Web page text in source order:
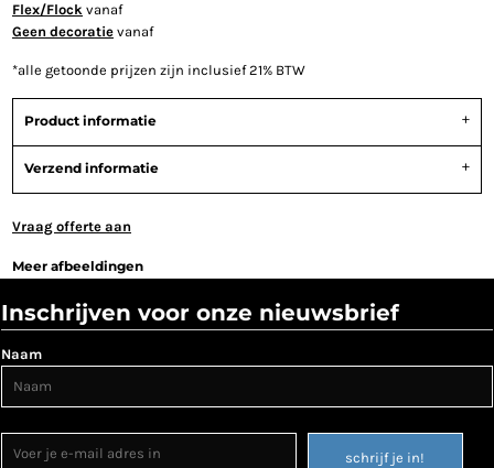
Flex/Flock vanaf
Geen decoratie vanaf
*alle getoonde prijzen zijn inclusief 21% BTW
Product informatie
Verzend informatie
Vraag offerte aan
Meer afbeeldingen
Inschrijven voor onze nieuwsbrief
Naam
schrijf je in!